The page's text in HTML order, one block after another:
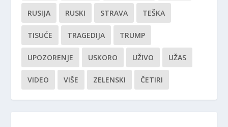
RUSIJA RUSKI STRAVA TEŠKA
TISUĆE TRAGEDIJA TRUMP
UPOZORENJE USKORO UŽIVO UŽAS
VIDEO VIŠE ZELENSKI ČETIRI